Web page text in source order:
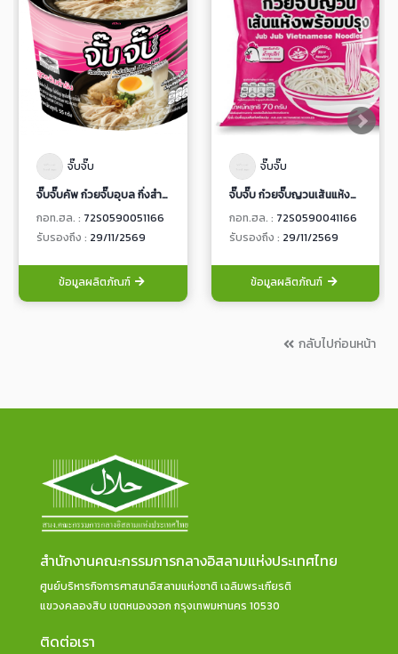
จั๊บจั๊บ
จั๊บจั๊บคัพ ก๋วยจั๊บอุบล กึ่งสำเร็จรูป สูตรต้นตำรับ
กอท.ฮล. : 72S0590051166
รับรองถึง : 29/11/2569
ข้อมูลผลิตภัณฑ์
จั๊บจั๊บ
จั๊บจั๊บ ก๋วยจั๊บญวนเส้นแห้งพร้อมปรุง
กอท.ฮล. : 72S0590041166
รับรองถึง : 29/11/2569
ข้อมูลผลิตภัณฑ์
กลับไปก่อนหน้า
สำนักงานคณะกรรมการกลางอิสลามแห่งประเทศไทย
ศูนย์บริหารกิจการศาสนาอิสลามแห่งชาติ เฉลิมพระเกียรติ
แขวงคลองสิบ เขตหนองจอก กรุงเทพมหานคร 10530
ติดต่อเรา